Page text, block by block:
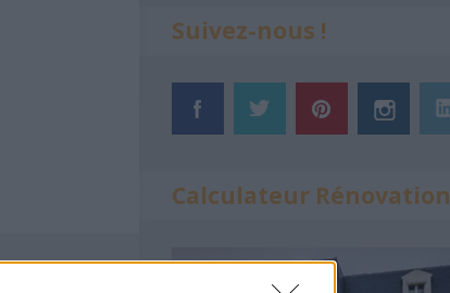
Suivez-nous !
Calculateur Rénovation